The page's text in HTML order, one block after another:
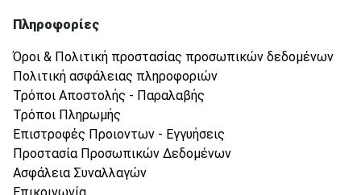
Πληροφορίες
Όροι & Πολιτική προστασίας προσωπικών δεδομένων
Πολιτική ασφάλειας πληροφοριών
Τρόποι Αποστολής - Παραλαβής
Τρόποι Πληρωμής
Επιστροφές Προιοντων - Εγγυήσεις
Προστασία Προσωπικών Δεδομένων
Ασφάλεια Συναλλαγών